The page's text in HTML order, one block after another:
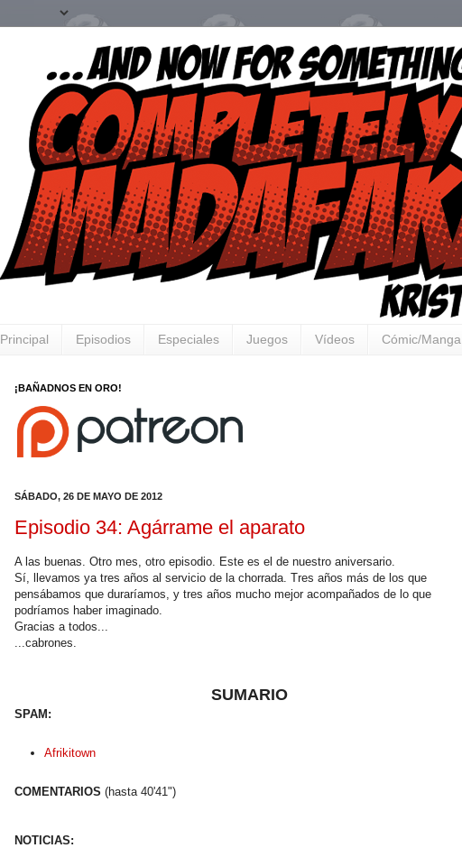
Principal Episodios Especiales Juegos Vídeos Cómic/Manga
¡BAÑADNOS EN ORO!
SÁBADO, 26 DE MAYO DE 2012
Episodio 34: Agárrame el aparato
A las buenas. Otro mes, otro episodio. Este es el de nuestro aniversario.
Sí, llevamos ya tres años al servicio de la chorrada. Tres años más de los que
pensábamos que duraríamos, y tres años mucho mejor acompañados de lo que
podríamos haber imaginado.
Gracias a todos...
...cabrones.
SUMARIO
SPAM:
Afrikitown
COMENTARIOS (hasta 40'41")
NOTICIAS: